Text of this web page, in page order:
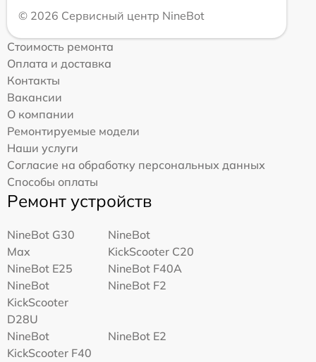
© 2026 Сервисный центр NineBot
Стоимость ремонта
Оплата и доставка
Контакты
Вакансии
О компании
Ремонтируемые модели
Наши услуги
Согласие на обработку персональных данных
Способы оплаты
Ремонт устройств
NineBot G30
Max
NineBot
KickScooter C20
NineBot E25
NineBot F40A
NineBot
KickScooter
D28U
NineBot F2
NineBot
KickScooter F40
NineBot E2